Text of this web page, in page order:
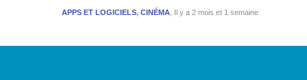
Il y a 2 mois et 1 semaine
APPS ET LOGICIELS, CINÉMA